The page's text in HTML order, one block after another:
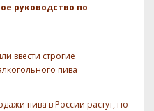
руководство по
ввести строгие
пива
пива в России растут, но